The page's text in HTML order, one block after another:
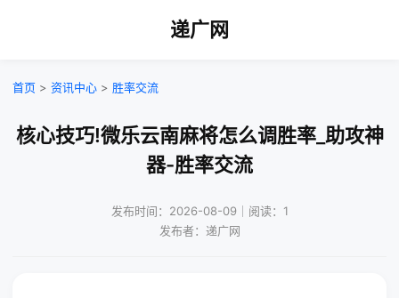
递广网
首页 > 资讯中心 > 胜率交流
核心技巧!微乐云南麻将怎么调胜率_助攻神
器-胜率交流
发布时间：2026-08-09｜阅读：1
发布者：递广网